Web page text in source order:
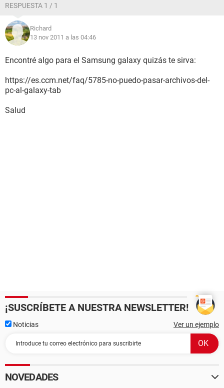
RESPUESTA 1 / 1
Richard
13 nov 2011 a las 04:46
Encontré algo para el Samsung galaxy quizás te sirva:
https://es.ccm.net/faq/5785-no-puedo-pasar-archivos-del-
pc-al-galaxy-tab
Salud
¡SUSCRÍBETE A NUESTRA NEWSLETTER!
Noticias Ver un ejemplo
NOVEDADES